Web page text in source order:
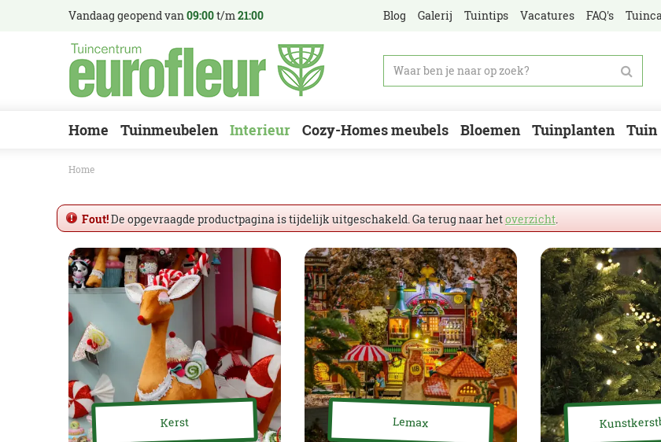
Home
Vandaag geopend van09:00t/m21:00 Blog Galerij Tuintips Vacatures FAQ's
Home Tuinmeubelen Interieur Cozy-Homes meubels Bloemen Tuinplanten Tuin
Fout!De opgevraagde productpagina is tijdelijk uitgeschakeld. Ga terug naar hetoverzicht.
Kerst Lemax